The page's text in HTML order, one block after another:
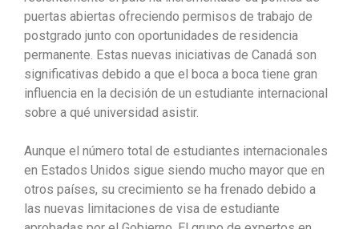
puertas abiertas ofreciendo permisos de trabajo de
postgrado junto con oportunidades de residencia
permanente. Estas nuevas iniciativas de Canadá son
significativas debido a que el boca a boca tiene gran
influencia en la decisión de un estudiante internacional
sobre a qué universidad asistir.
Aunque el número total de estudiantes internacionales
en Estados Unidos sigue siendo mucho mayor que en
otros países, su crecimiento se ha frenado debido a
las nuevas limitaciones de visa de estudiante